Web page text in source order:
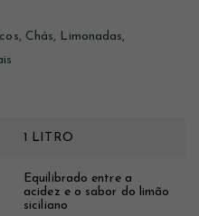
Chás, Limonadas,
1 LITRO
Equilibrado entre a
acidez e o sabor do limão
siciliano